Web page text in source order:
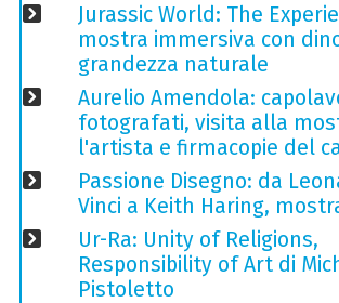
Jurassic World: The
mostra immersiva con
grandezza naturale
Aurelio Amendola:
fotografati, visita alla
l'artista e firmacopie del
Passione Disegno: da
Vinci a Keith Haring,
Ur-Ra: Unity of Religions,
Responsibility of Art di
Pistoletto